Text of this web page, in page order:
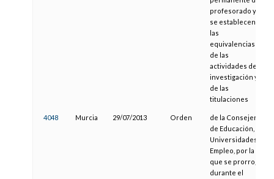
profesorado y
se establecen
las
equivalencias
de las
actividades de
investigación y
de las
titulaciones
4048 Murcia 29/07/2013 Orden
de la Consejería
de Educación,
Universidades y
Empleo, por la
que se prorroga
durante el